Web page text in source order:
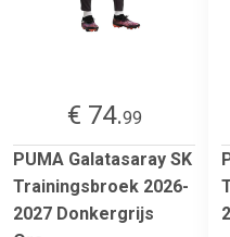
€ 74.99
PUMA Galatasaray SK
Trainingsbroek 2026-
2027 Donkergrijs